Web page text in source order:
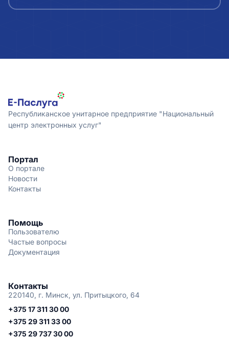
Республиканское унитарное предприятие "Национальный
центр электронных услуг"
Портал
О портале
Новости
Контакты
Помощь
Пользователю
Частые вопросы
Документация
Контакты
220140, г. Минск, ул. Притыцкого, 64
+375 17 311 30 00
+375 29 311 33 00
+375 29 737 30 00